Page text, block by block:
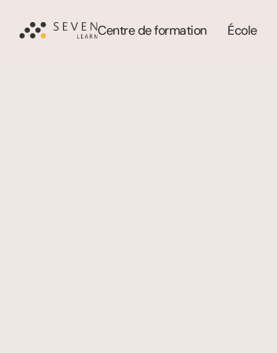
Centre de formation École